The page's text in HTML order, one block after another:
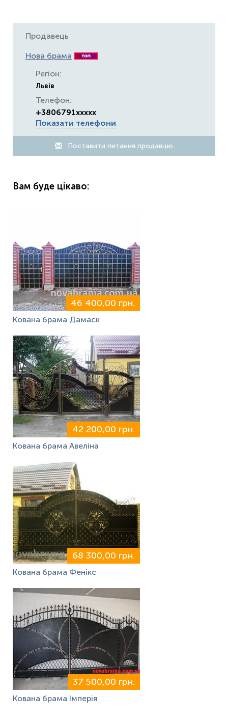
Продавець
Нова брама
Регіон:
Львів
Телефон:
+3806791xxxxx
Показати телефони
Поставити питання продавцю
Вам буде цікаво:
46 400,00 грн.
Кована брама Дамаск
42 200,00 грн.
Кована брама Авеліна
68 300,00 грн.
Кована брама Фенікс
37 500,00 грн.
Кована брама Імперія